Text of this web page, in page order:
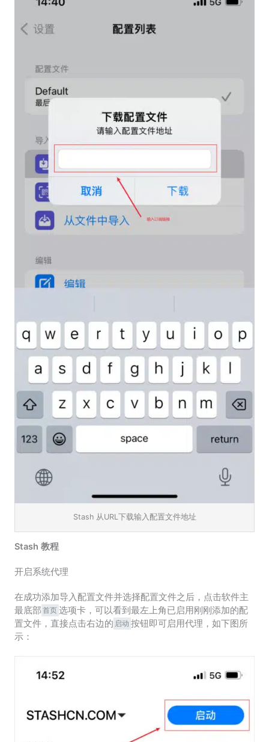
Stash 从URL下载输入配置文件地址
Stash 教程
开启系统代理
在成功添加导入配置文件并选择配置文件之后，点击软件主
最底部 首页 选项卡，可以看到最左上角已启用刚刚添加的配
置文件，直接点击右边的 启动 按钮即可启用代理，如下图所
示：